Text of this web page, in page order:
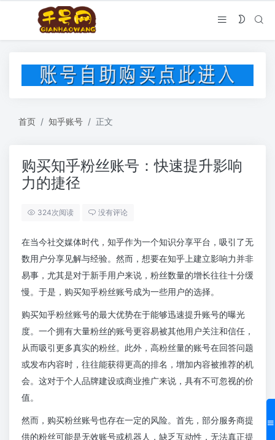
首页 知乎账号 正文
购买知乎粉丝账号：快速提升影响
力的捷径
324次阅读 没有评论
在当今社交媒体时代，知乎作为一个知识分享平台，吸引了无
数用户分享见解与经验。然而，想要在知乎上建立影响力并非
易事，尤其是对于新手用户来说，粉丝数量的增长往往十分缓
慢。于是，购买知乎粉丝账号成为一些用户的选择。
购买知乎粉丝账号的最大优势在于能够迅速提升账号的曝光
度。一个拥有大量粉丝的账号更容易被其他用户关注和信任，
从而吸引更多真实的粉丝。此外，高粉丝量的账号在回答问题
或发布内容时，往往能获得更高的排名，增加内容被推荐的机
会。这对于个人品牌建设或商业推广来说，具有不可忽视的价
值。
然而，购买粉丝账号也存在一定的风险。首先，部分服务商提
供的粉丝可能是无效账号或机器人，缺乏互动性，无法真正提